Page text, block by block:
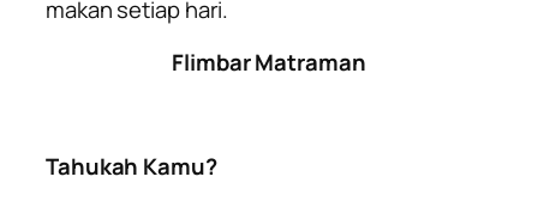
makan setiap hari.
Flimbar Matraman
Tahukah Kamu?